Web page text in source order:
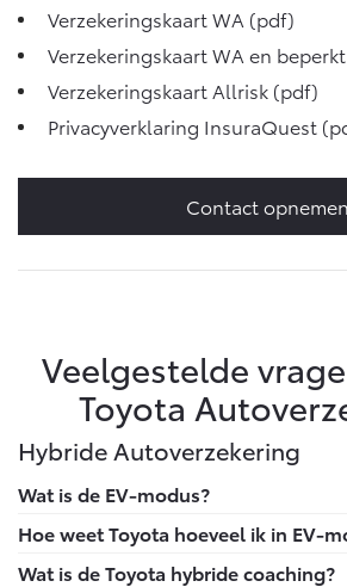
Verzekeringskaart WA (pdf)
Verzekeringskaart WA en
Verzekeringskaart Allrisk (pdf)
Privacyverklaring InsuraQuest
Contact opnemen
Veelgestelde
Toyota
Hybride Autoverzekering
Wat is de EV-modus?
In EV-modus rijden betekent het
elektromotor, zonder benzinemotor.
Hoe weet Toyota hoeveel ik in EV-
De nieuwste Toyota-auto's zijn
Wat is de Toyota hybride coaching?